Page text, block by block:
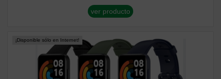
ver producto
¡Disponible sólo en Internet!